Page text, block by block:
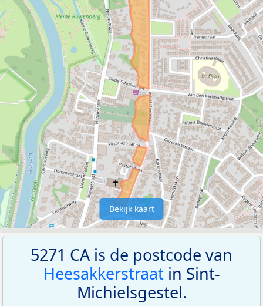
Bekijk kaart
5271 CA is de postcode van
Heesakkerstraatin Sint-
Michielsgestel.